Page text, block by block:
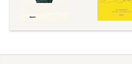
13 Vooruitgang door revoluties 223